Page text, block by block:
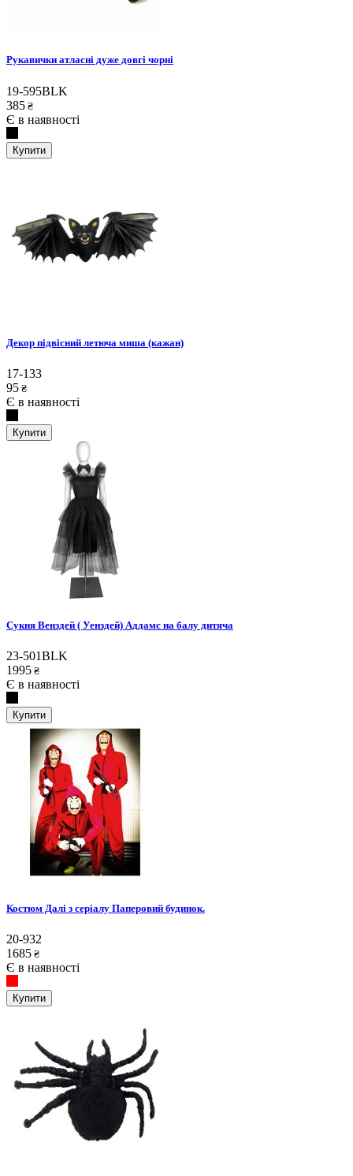
Рукавички атласні дуже довгі чорні
19-595BLK
385 ₴
Є в наявності
Купити
Декор підвісний летюча миша (кажан)
17-133
95 ₴
Є в наявності
Купити
Сукня Венздей ( Уенздей) Аддамс на балу дитяча
23-501BLK
1995 ₴
Є в наявності
Купити
Костюм Далі з серіалу Паперовий будинок.
20-932
1685 ₴
Є в наявності
Купити